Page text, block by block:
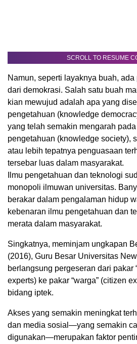
SCROLL TO RESUME
Namun, seperti layaknya buah,
dari demokrasi. Salah satu buah
kian mewujud adalah apa yang
pengetahuan (knowledge
yang telah semakin mengarah
pengetahuan (knowledge society),
atau lebih tepatnya penguasaan
tersebar luas dalam masyarakat.
Ilmu pengetahuan dan teknologi
monopoli ilmuwan universitas.
berakar dalam pengalaman hidup
kebenaran ilmu pengetahuan dan
merata dalam masyarakat.
Singkatnya, meminjam ungkapan
(2016), Guru Besar Universitas
berlangsung pergeseran dari pakar
experts) ke pakar “warga” (citizen
bidang iptek.
Akses yang semakin meningkat
dan media sosial—yang semakin
digunakan—merupakan faktor